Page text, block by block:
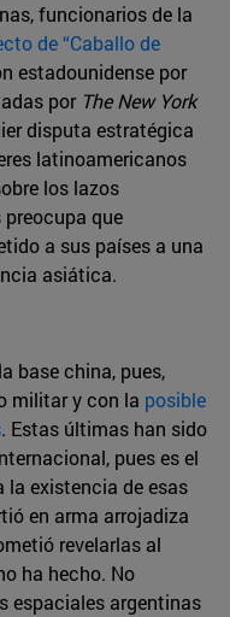
funcionarios de la
de “Caballo de
estadounidense por
porThe New York
disputa estratégica
latinoamericanos
los lazos
que
a sus países a una
asiática.
base china, pues,
militar y con la posible
. Estas últimas han sido
pues es el
la existencia de esas
en arma arrojadiza
revelarlas al
ha hecho. No
espaciales argentinas